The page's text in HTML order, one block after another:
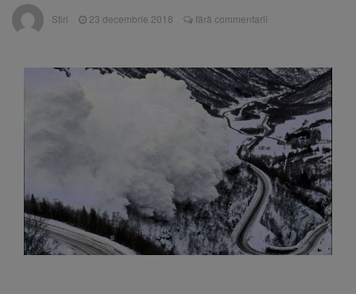
9 august 2026
propriul record mondial. Betty Bromage a
zburat din nou pe aripa unui avion
9 august 2026
Avocații fraților Andrew și
Tristan Tate cer eliberarea lor pe cauțiune în
Se schimbă examenul de
medic specialist. Subiecte unice în toată țara,
9 august 2026
Se schimbă regulile pentru
capsulele de cafea și ambalajele de unică
folosință. Noul regulament UE se aplică din 12
august
Stiri 23 decembrie 2018 fără commentarii